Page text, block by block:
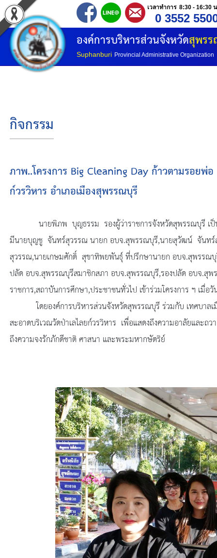
เวลาทำการ 8:30 - 16:30
0 3552
องค์การบริหารส่วนจังหวัดสุพร
Suphanburi Provincial Administrative Organization
หน้าแรก
ประวัติ อบจ
โครงสร้างองค์กร
โครงสร้างการแบ่งส่วนราชการ
วิสัยทัศน์
ยุทธศาสตร์การพัฒนา
ประวัตินายก
รายการ อบจ.สัมพันธ์
กิจกรรม
ข่าวประชาสัมพันธ์
รายงานผู้ใช้บริการกล้อง CCTV
ข้อมูลการเลือกตั้ง
นโยบายคุ้มครองข้อมูลส่วนบุคคล
ผลงาน
มาตรฐานกำหนดตำแหน่ง
VDO Present
กิจกรรม
ภาพ..โครงการ Big Cleaning Day ก้าวตามรอย
ก์วรวิหาร อำเภอเมืองสุพรรณบุรี
นายพิภพ บุญธรรม รองผู้ว่าราชการจังหวัดสุพรรณบุรี เป็นปร
มีนายบุญชู จันทร์สุวรรณ นายก อบจ.สุพรรณบุรี,นายสุวัฒน์ จัน
สุวรรณ,นายเกษมศักดิ์ สุขาทิพยพันธุ์ ที่ปรึกษานายก อบจ.สุพรร
ปลัด อบจ.สุพรรณบุรีสมาชิกสภา อบจ.สุพรรณบุรี,รองปลัด อบจ.สุ
ราชการ,สถาบันการศึกษา,ประชาชนทั่วไป เข้าร่วมโครงการ ฯ เ
โดยองค์การบริหารส่วนจังหวัดสุพรรณบุรี ร่วมกับ เทศบาลเ
สะอาดบริเวณวัดป่าเลไลยก์วรวิหาร เพื่อแสดงถึงความอาลัยและ
ถึงความจงรักภักดีชาติ ศาสนา และพระมหากษัตริย์